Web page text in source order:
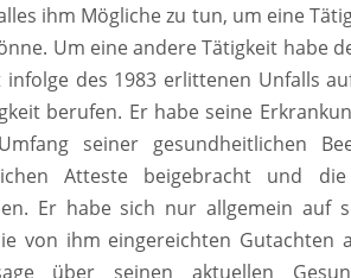
ihm Mögliche zu tun, um eine
Um eine andere Tätigkeit habe
des 1983 erlittenen Unfalls
berufen. Er habe seine
seiner gesundheitlichen
Atteste beigebracht und
Er habe sich nur allgemein auf
von ihm eingereichten Gutachten
über seinen aktuellen